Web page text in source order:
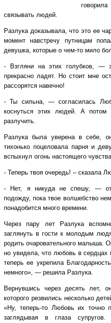
связывать людей.
Разлука доказывала, что это ее
момент навстречу путницам
девушка, которые о чем-то мило
- Взгляни на этих голубков, —
прекрасно ладят. Но стоит мне
рассорятся навечно!
- Ты сильна, — согласилась
коснуться этих людей. А
разлучить.
Разлука была уверена в себе,
тихонько поцеловала парня и
вспыхнул огонь настоящего
- Теперь твоя очередь! – сказала
- Нет, я никуда не спешу, —
подожду, пока твое волшебство
понадобится много времени.
Через пару лет Разлука
заглянуть в гости к молодым
родить очаровательного малыша.
но увидела, что любовь в
теперь ее укрепила
немного», — решила Разлука.
Вернувшись через десять лет,
которого резвились несколько
«Ну, теперь-то Любовь их точно
заглядывая в глаза